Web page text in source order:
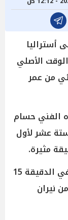
أستراليا
4-2 بعد التعادل 1-1 في الوقت الأصلي
من عمر
الفني حسام
عشر لأول
وتقدم إمام عاشور بهدف لمنتخب مصر في الدقيقة 15
نيران